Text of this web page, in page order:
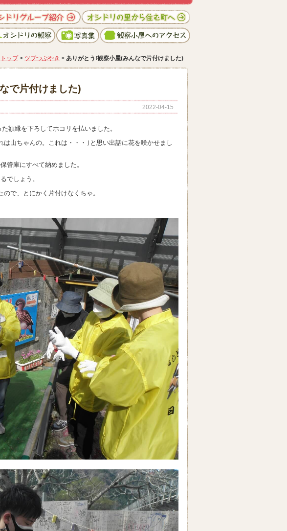
トップ> ツブつぶやき > ありがとう!観察小屋(みんなで片付けました)
で片付けました)
2022-04-15
額縁を下ろしてホコリを払いました。
山ちゃんの。これは・・・｣と思い出話に花を咲かせまし
管庫にすべて納めました。
でしょう。
で、とにかく片付けなくちゃ。